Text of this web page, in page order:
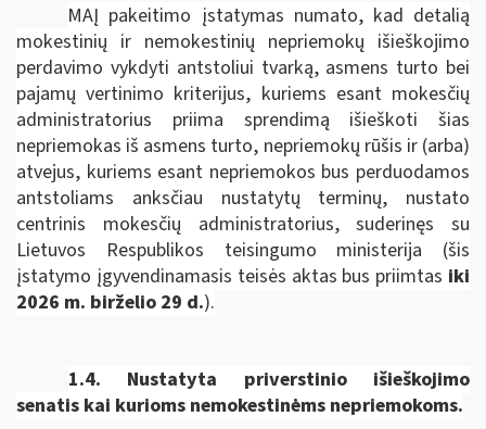
MAĮ pakeitimo įstatymas numato, kad detalią
mokestinių ir nemokestinių nepriemokų išieškojimo
perdavimo vykdyti antstoliui tvarką, asmens turto bei
pajamų vertinimo kriterijus, kuriems esant mokesčių
administratorius priima sprendimą išieškoti šias
nepriemokas iš asmens turto, nepriemokų rūšis ir (arba)
atvejus, kuriems esant nepriemokos bus perduodamos
antstoliams anksčiau nustatytų terminų, nustato
centrinis mokesčių administratorius, suderinęs su
Lietuvos Respublikos teisingumo ministerija
(šis
įstatymo įgyvendinamasis teisės aktas bus priimtas iki
2026 m. birželio 29 d.).
1.4. Nustatyta priverstinio išieškojimo
senatis kai kurioms nemokestinėms nepriemokoms.